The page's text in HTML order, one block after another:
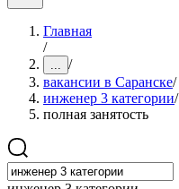
Главная
/
... /
вакансии в Саранске/
инженер 3 категории/
полная занятость